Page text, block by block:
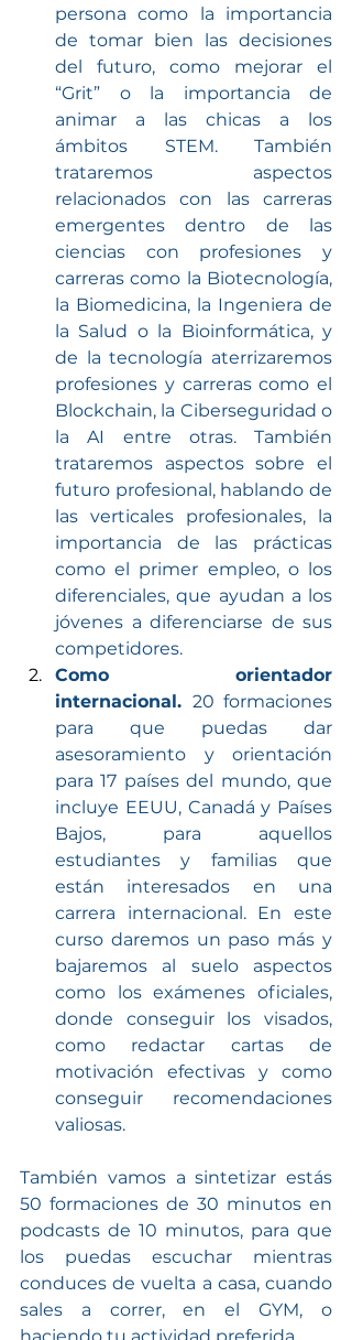
persona como la importancia
de tomar bien las decisiones
del futuro, como mejorar el
“Grit” o la importancia de
animar a las chicas a los
ámbitos STEM. También
trataremos aspectos
relacionados con las carreras
emergentes dentro de las
ciencias con profesiones y
carreras como la Biotecnología,
la Biomedicina, la Ingeniera de
la Salud o la Bioinformática, y
de la tecnología aterrizaremos
profesiones y carreras como el
Blockchain, la Ciberseguridad o
la AI entre otras. También
trataremos aspectos sobre el
futuro profesional, hablando de
las verticales profesionales, la
importancia de las prácticas
como el primer empleo, o los
diferenciales, que ayudan a los
jóvenes a diferenciarse de sus
competidores.
Como orientador
internacional. 20 formaciones
para que puedas dar
asesoramiento y orientación
para 17 países del mundo, que
incluye EEUU, Canadá y Países
Bajos, para aquellos
estudiantes y familias que
están interesados en una
carrera internacional. En este
curso daremos un paso más y
bajaremos al suelo aspectos
como los exámenes oficiales,
donde conseguir los visados,
como redactar cartas de
motivación efectivas y como
conseguir recomendaciones
valiosas.
También vamos a sintetizar estás
50 formaciones de 30 minutos en
podcasts de 10 minutos, para que
los puedas escuchar mientras
conduces de vuelta a casa, cuando
sales a correr, en el GYM, o